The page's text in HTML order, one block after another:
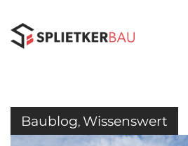
Baublog, Wissenswert